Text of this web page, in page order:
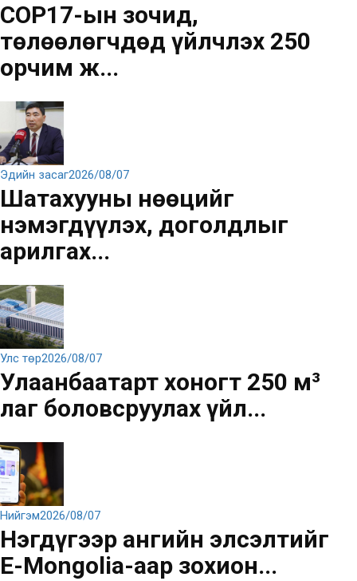
COP17-ын зочид,
төлөөлөгчдөд үйлчлэх 250
орчим ж...
Эдийн засаг2026/08/07
Шатахууны нөөцийг
нэмэгдүүлэх, доголдлыг
арилгах...
Улс төр2026/08/07
Улаанбаатарт хоногт 250 м³
лаг боловсруулах үйл...
Нийгэм2026/08/07
Нэгдүгээр ангийн элсэлтийг
E-Mongolia-аар зохион...